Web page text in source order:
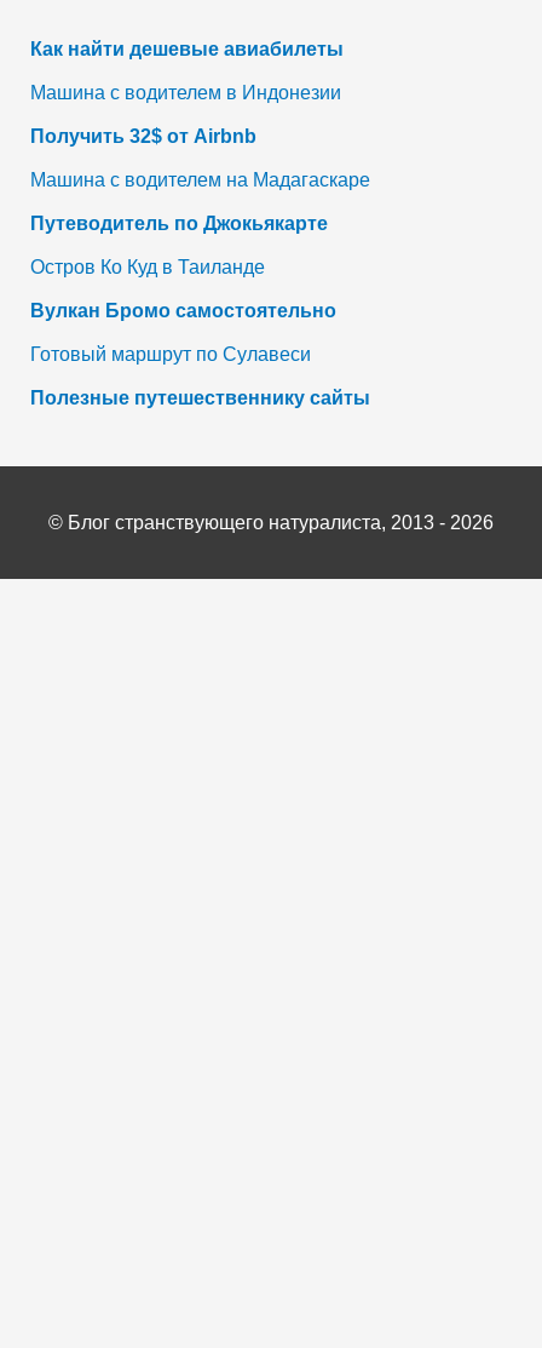
Как найти дешевые авиабилеты
Машина с водителем в Индонезии
Получить 32$ от Airbnb
Машина с водителем на Мадагаскаре
Путеводитель по Джокьякарте
Остров Ко Куд в Таиланде
Вулкан Бромо самостоятельно
Готовый маршрут по Сулавеси
Полезные путешественнику сайты
© Блог странствующего натуралиста, 2013 - 2026